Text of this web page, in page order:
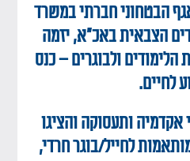
הבטחוני חברתי במשרד
הצבאית באכ"א, יזמה
הלימודים ולבוגרים – כנס
לחיים.
30 גופי אקדמיה ותעסוקה והציגו
לחייל/בוגר חרדי,